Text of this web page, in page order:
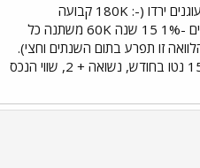
שלום ותודה, היה שווה להמתין שהעוגנים ירדו (-: 180K קבועה
צמודה1.75% 12 שנה 160K פריים -1% 15 שנה 60K משתנה כל
0.94% ל15 שנה (לגבי 2.5 הלוואה זו תפרע בתום השנתים וחצי).
פתיחת תיק: 500 ש"ח (הכנסות 15K נטו בחודש, נשואה + 2, שווי הנכס